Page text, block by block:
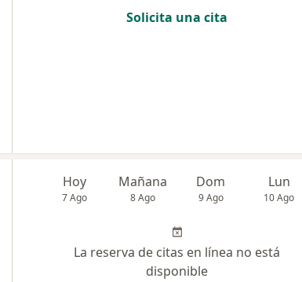
Solicita una cita
Hoy
7 Ago
Mañana
8 Ago
Dom
9 Ago
Lun
10 Ago
La reserva de citas en línea no está
disponible